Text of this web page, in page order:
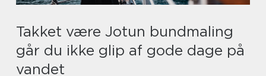
Takket være Jotun bundmaling
går du ikke glip af gode dage på
vandet